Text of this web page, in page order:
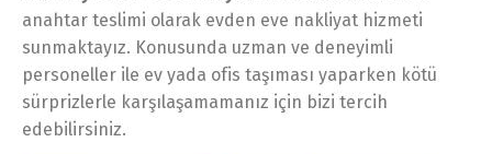
anahtar teslimi olarak evden eve nakliyat hizmeti
sunmaktayız. Konusunda uzman ve deneyimli
personeller ile ev yada ofis taşıması yaparken kötü
sürprizlerle karşılaşamamanız için bizi tercih
edebilirsiniz.